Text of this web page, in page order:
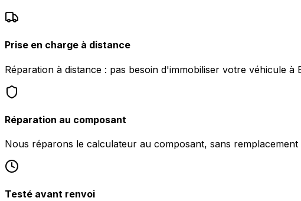
Prise en charge à distance
Réparation à distance : pas besoin d'immobiliser votre véhicule à
Réparation au composant
Nous réparons le calculateur au composant, sans
Testé avant renvoi